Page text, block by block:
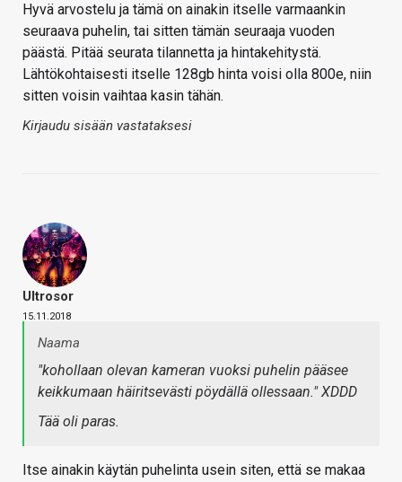
Hyvä arvostelu ja tämä on ainakin itselle varmaankin
seuraava puhelin, tai sitten tämän seuraaja vuoden
päästä. Pitää seurata tilannetta ja hintakehitystä.
Lähtökohtaisesti itselle 128gb hinta voisi olla 800e, niin
sitten voisin vaihtaa kasin tähän.
Kirjaudu sisään vastataksesi
Ultrosor
15.11.2018
Naama
"kohollaan olevan kameran vuoksi puhelin pääsee
keikkumaan häiritsevästi pöydällä ollessaan." XDDD
Tää oli paras.
Itse ainakin käytän puhelinta usein siten, että se makaa